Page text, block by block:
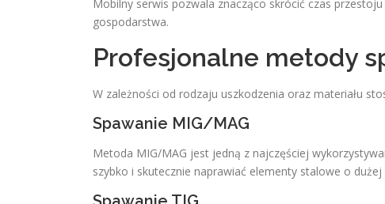
Mobilny serwis pozwala znacząco skrócić czas
gospodarstwa.
Profesjonalne metody
W zależności od rodzaju uszkodzenia oraz materiału
Spawanie MIG/MAG
Metoda MIG/MAG jest jedną z najczęściej
szybko i skutecznie naprawiać elementy stalowe o dużej